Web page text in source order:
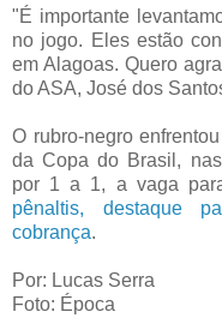
"É importante
no jogo. Eles estão
em Alagoas. Quero
do ASA, José dos
O rubro-negro
da Copa do Brasil,
por 1 a 1, a vaga
pênaltis, destaque
cobrança.
Por: Lucas Serra
Foto: Época